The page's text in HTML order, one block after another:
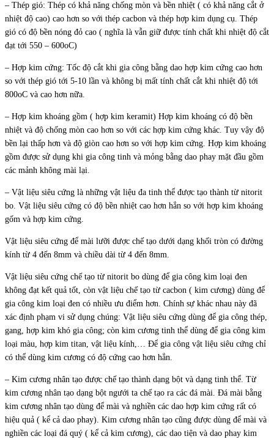
– Thép gió: Thép có khả năng chống mòn và bền nhiệt ( có khả năng cắt ở
nhiệt độ cao) cao hơn so với thép cacbon và thép hợp kim dụng cụ. Thép
gió có độ bền nóng đỏ cao ( nghĩa là vẫn giữ được tính chất khi nhiệt độ cắt
đạt tới 550 – 600oC)
– Hợp kim cứng: Tốc độ cắt khi gia công bằng dao hợp kim cứng cao hơn
so với thép gió tới 5-10 lần và không bị mất tính chất cắt khi nhiệt độ tới
800oC và cao hơn nữa.
– Hợp kim khoáng gồm ( hợp kim keramit) Hợp kim khoáng có độ bền
nhiệt và độ chống mòn cao hơn so với các hợp kim cứng khác. Tuy vậy độ
bền lại thấp hơn và độ giòn cao hơn so với hợp kim cứng. Hợp kim khoáng
gồm được sử dụng khi gia công tinh và mỏng bằng dao phay mặt đầu gồm
các mảnh không mài lại.
– Vật liệu siêu cứng là những vật liệu đa tinh thể được tạo thành từ nitorit
bo. Vật liệu siêu cứng có độ bền nhiệt cao hơn hẳn so với hợp kim khoáng
gốm và hợp kim cứng.
Vật liệu siêu cứng để mài lưỡi được chế tạo dưới dạng khối tròn có đường
kính từ 4 đến 8mm và chiều dài từ 4 đến 8mm.
Vật liệu siêu cứng chế tạo từ nitorit bo dùng để gia công kim loại đen
không đạt kết quả tốt, còn vật liệu chế tạo từ cacbon ( kim cương) dùng để
gia công kim loại đen có nhiều ưu điểm hơn. Chính sự khác nhau này đã
xác định phạm vi sử dụng chúng: Vật liệu siêu cứng dùng để gia công thép,
gang, hợp kim khó gia công; còn kim cương tinh thể dùng để gia công kim
loại màu, hợp kim titan, vật liệu kính,… Để gia công vật liệu siêu cứng chỉ
có thể dùng kim cương có độ cứng cao hơn hẳn.
– Kim cương nhân tạo được chế tạo thành dạng bột và dạng tinh thể. Từ
kim cương nhân tạo dạng bột ngưới ta chế tạo ra các đá mài. Đá mài bằng
kim cương nhân tạo dùng để mài và nghiền các dao hợp kim cứng rất có
hiệu quả ( kể cả dao phay). Kim cương nhân tạo cũng được dùng để mài và
nghiền các loại đá quý ( kể cả kim cương), các dao tiện và dao phay kim